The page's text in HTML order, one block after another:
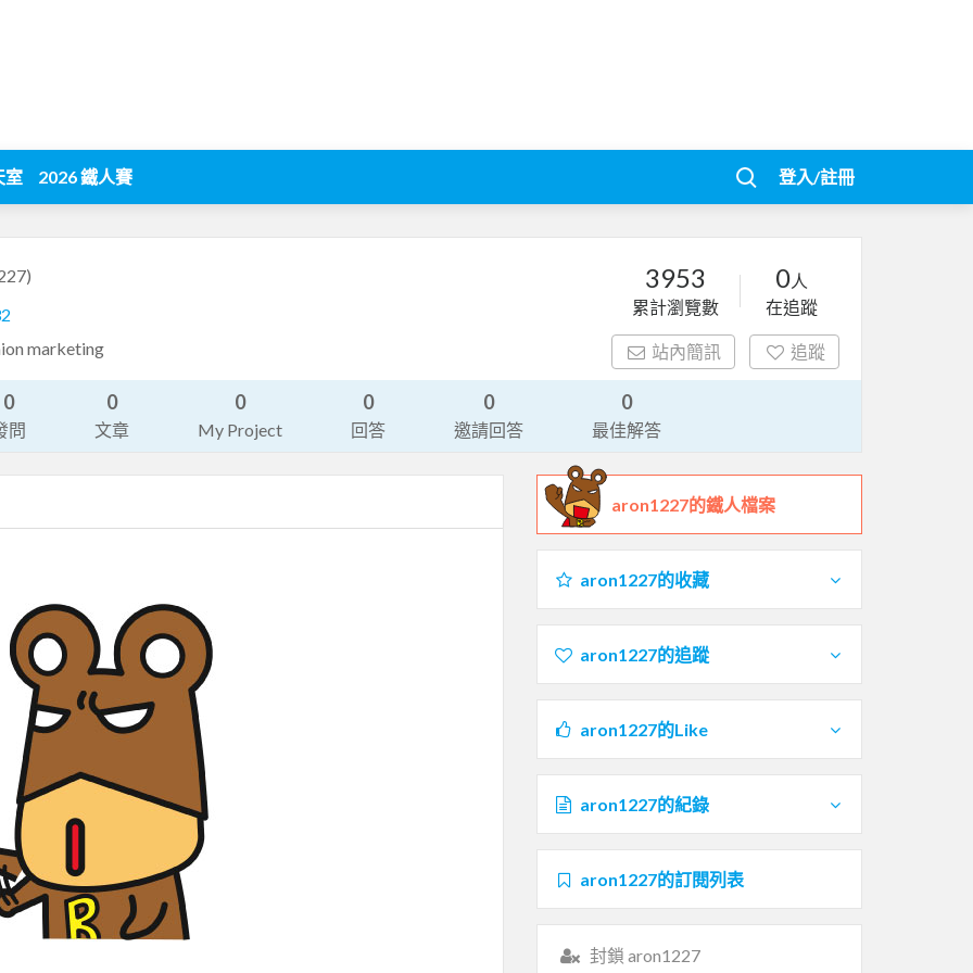
室 2026 鐵人賽 登入/註冊
marketing
3953
累計瀏覽數
0人
在追蹤
站內簡訊 追蹤
0
問
0
文章
0
My Project
0
回答
0
邀請回答
0
最佳解答
aron1227的鐵人檔案
aron1227的收藏
aron1227的追蹤
aron1227的Like
aron1227的紀錄
aron1227的訂閱列表
封鎖 aron1227